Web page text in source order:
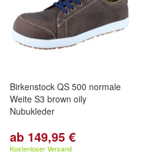
Birkenstock QS 500 normale
Weite S3 brown oily
Nubukleder
ab 149,95 €
Kostenloser Versand